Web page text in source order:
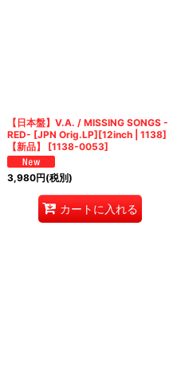
【日本盤】V.A. / MISSING SONGS -
RED- [JPN Orig.LP][12inch | 1138]
【新品】
[1138-0053]
3,980円(税別)
カートに入れる